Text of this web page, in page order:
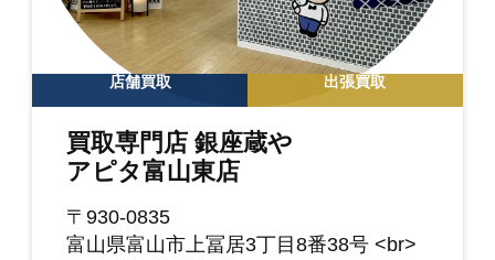
店舗買取 出張買取
買取専門店 銀座蔵や
アピタ富山東店
〒930-0835
富山県富山市上冨居3丁目8番38号 <br>